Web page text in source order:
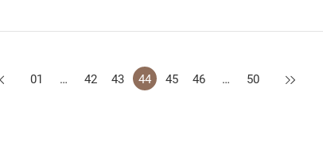
上一頁
01 … 42 43 44 45 46 … 50 下一頁